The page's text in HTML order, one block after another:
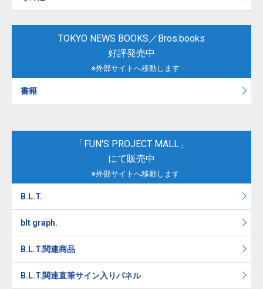
TOKYO NEWS BOOKS／Bros.books
好評発売中
※外部サイトへ移動します
書籍
「FUN'S PROJECT MALL」
にて販売中
※外部サイトへ移動します
B.L.T.
blt graph.
B.L.T.関連商品
B.L.T.関連直筆サイン入りパネル